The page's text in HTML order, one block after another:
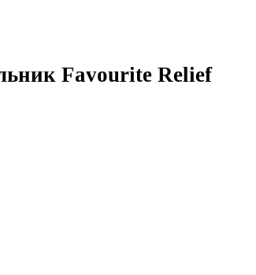
Favourite Relief